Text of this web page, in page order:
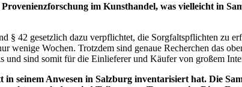
im Kunsthandel, was vielleicht in
§ 42 gesetzlich dazu verpflichtet, die Sorgfaltspflichten zu
Wochen. Trotzdem sind genaue Recherchen das
und sind somit für die Einlieferer und Käufer von großem
seinem Anwesen in Salzburg inventarisiert hat. Die